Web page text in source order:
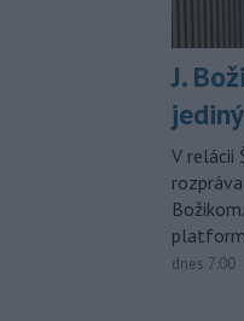
J.
V relácii
dnes 7:00